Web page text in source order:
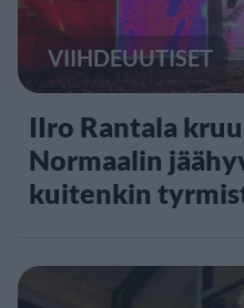
VIIHDEUUTISET
IIro Rantala
Normaalin
kuitenkin